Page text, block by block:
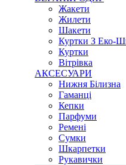
Жакети
Жилети
Шакети
Куртки З Еко-
Куртки
Вітрівка
АКСЕСУАРИ
Нижня Білизна
Гаманці
Кепки
Парфуми
Ремені
Сумки
Шкарпетки
Рукавички